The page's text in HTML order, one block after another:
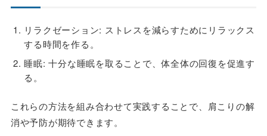
リラクゼーション: ストレスを減らすためにリラックス
する時間を作る。
睡眠: 十分な睡眠を取ることで、体全体の回復を促進す
る。
これらの方法を組み合わせて実践することで、肩こりの解
消や予防が期待できます。